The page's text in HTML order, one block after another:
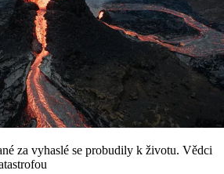
za vyhaslé se probudily k životu. Vědci